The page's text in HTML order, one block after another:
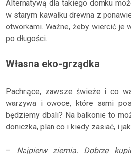
Alternatywą dla takiego domku
w starym kawałku drewna z
otworkami. Ważne, żeby wiercić je
po długości.
Własna eko-grządka
Pachnące, zawsze świeże i co
warzywa i owoce, które sami
będziemy dbali? Na balkonie to
doniczka, plan co i kiedy zasiać, i
– Najpierw ziemia. Dobrze